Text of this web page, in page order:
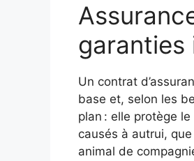
garanties
Un contrat
base et, selon les
plan : elle protège
causés à autrui,
animal de